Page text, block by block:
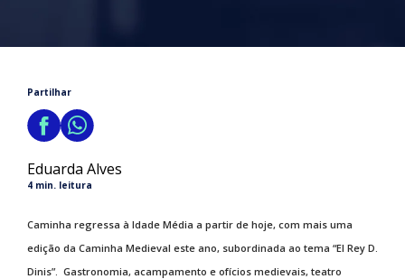
Partilhar
Eduarda Alves
4 min. leitura
Caminha regressa à Idade Média a partir de hoje, com mais uma
edição da Caminha Medieval este ano, subordinada ao tema “El Rey D.
Dinis”. Gastronomia, acampamento e ofícios medievais, teatro